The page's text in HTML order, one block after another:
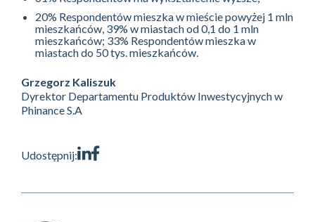
20% Respondentów mieszka w mieście powyżej 1 mln
mieszkańców, 39% w miastach od 0,1 do 1 mln
mieszkańców; 33% Respondentów mieszka w
miastach do 50 tys. mieszkańców.
Grzegorz Kaliszuk
Dyrektor Departamentu Produktów Inwestycyjnych w
Phinance S.A
Udostępnij: